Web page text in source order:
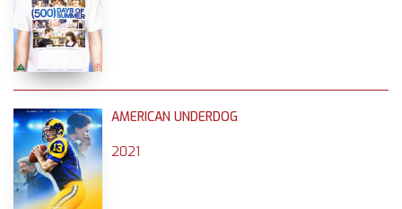
AMERICAN UNDERDOG
2021